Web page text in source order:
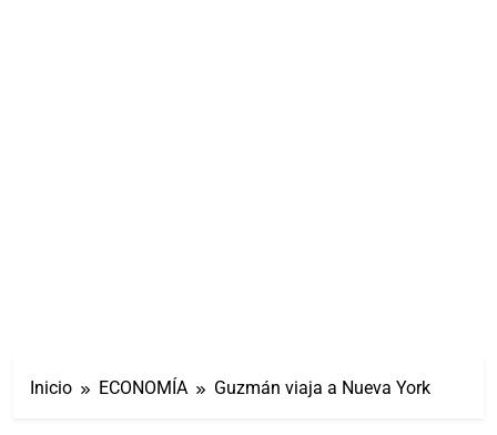
Inicio ECONOMÍA Guzmán viaja a Nueva York